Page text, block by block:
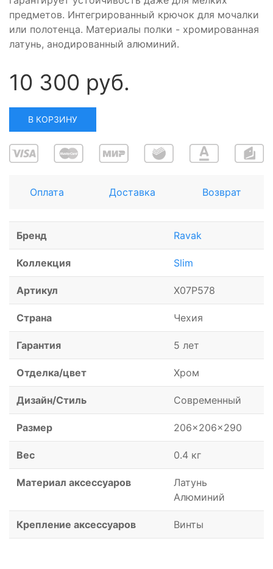
предметов. Интегрированный крючок для мочалки
или полотенца. Материалы полки - хромированная
латунь, анодированный алюминий.
10 300 руб.
В КОРЗИНУ
Оплата Доставка Возврат
Бренд Ravak
Коллекция Slim
Артикул X07P578
Страна Чехия
Гарантия 5 лет
Отделка/цвет Хром
Дизайн/Стиль Современный
Размер 206x206x290
Вес 0.4 кг
Материал аксессуаров
Латунь
Алюминий
Крепление аксессуаров Винты